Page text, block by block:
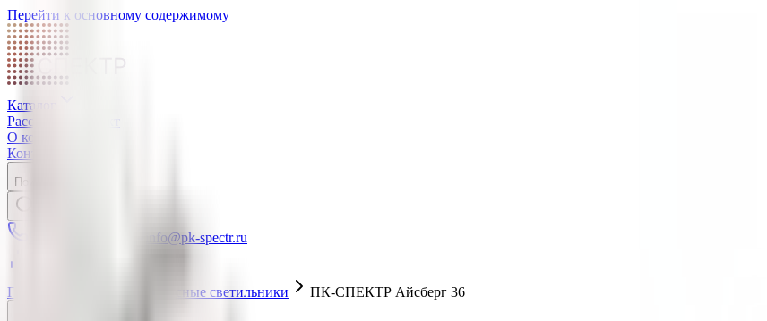
Перейти к основному содержимому
Каталог
Рассчитать проект
О компании
Контакты
Поиск
info@pk-spectr.ru
Главная
Офисные светильники ПК-СПЕКТР Айсберг 36